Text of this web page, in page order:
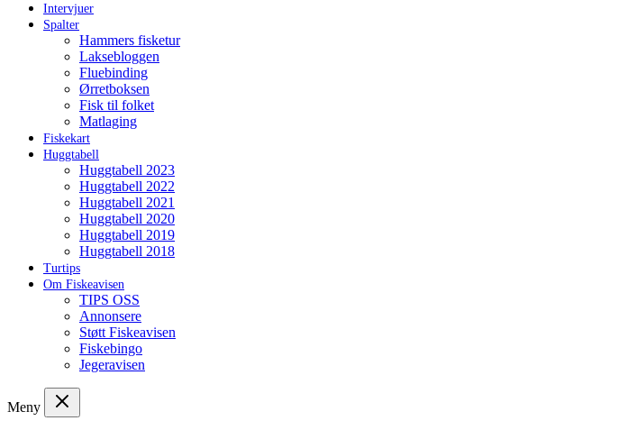
Intervjuer
Spalter
Hammers fisketur
Laksebloggen
Fluebinding
Ørretboksen
Fisk til folket
Matlaging
Fiskekart
Huggtabell
Huggtabell 2023
Huggtabell 2022
Huggtabell 2021
Huggtabell 2020
Huggtabell 2019
Huggtabell 2018
Turtips
Om Fiskeavisen
TIPS OSS
Annonsere
Støtt Fiskeavisen
Fiskebingo
Jegeravisen
Meny